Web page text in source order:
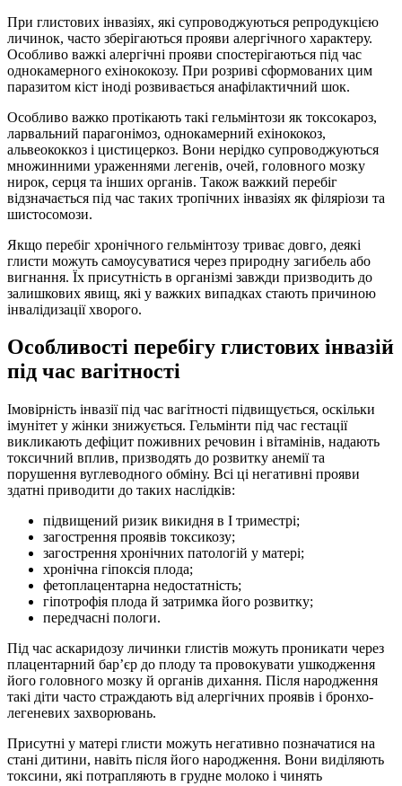
При глистових інвазіях, які супроводжуються репродукцією
личинок, часто зберігаються прояви алергічного характеру.
Особливо важкі алергічні прояви спостерігаються під час
однокамерного ехінококозу. При розриві сформованих цим
паразитом кіст іноді розвивається анафілактичний шок.
Особливо важко протікають такі гельмінтози як токсокароз,
ларвальний парагонімоз, однокамерний ехінококоз,
альвеококкоз і цистицеркоз. Вони нерідко супроводжуються
множинними ураженнями легенів, очей, головного мозку
нирок, серця та інших органів. Також важкий перебіг
відзначається під час таких тропічних інвазіях як філяріози та
шистосомози.
Якщо перебіг хронічного гельмінтозу триває довго, деякі
глисти можуть самоусуватися через природну загибель або
вигнання. Їх присутність в організмі завжди призводить до
залишкових явищ, які у важких випадках стають причиною
інвалідизації хворого.
Особливості перебігу глистових інвазій
під час вагітності
Імовірність інвазії під час вагітності підвищується, оскільки
імунітет у жінки знижується. Гельмінти під час гестації
викликають дефіцит поживних речовин і вітамінів, надають
токсичний вплив, призводять до розвитку анемії та
порушення вуглеводного обміну. Всі ці негативні прояви
здатні приводити до таких наслідків:
підвищений ризик викидня в I триместрі;
загострення проявів токсикозу;
загострення хронічних патологій у матері;
хронічна гіпоксія плода;
фетоплацентарна недостатність;
гіпотрофія плода й затримка його розвитку;
передчасні пологи.
Під час аскаридозу личинки глистів можуть проникати через
плацентарний бар’єр до плоду та провокувати ушкодження
його головного мозку й органів дихання. Після народження
такі діти часто страждають від алергічних проявів і бронхо-
легеневих захворювань.
Присутні у матері глисти можуть негативно позначатися на
стані дитини, навіть після його народження. Вони виділяють
токсини, які потрапляють в грудне молоко і чинять